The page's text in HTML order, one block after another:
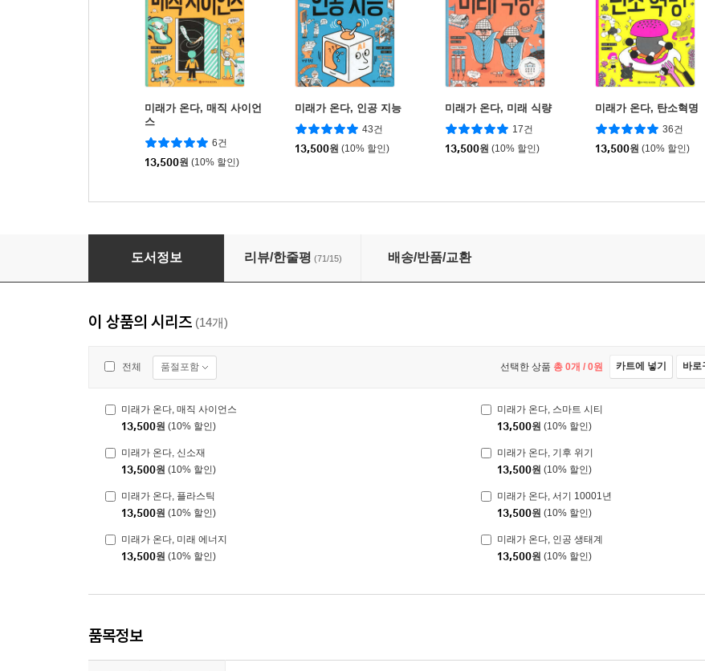
미래가 온다, 매직 사이언
스
6건
13,500원 (10% 할인)
미래가 온다, 인공 지능
43건
13,500원 (10% 할인)
미래가 온다, 미래 식량
17건
13,500원 (10% 할인)
미래가 온다, 탄소혁명
36건
13,500원 (10% 할인)
미래가 온다, 나노봇
도서정보 리뷰/한줄평 (71/15) 배송/반품/교환
이 상품의 시리즈 (14개)
전체 품절포함 선택한 상품 총 0개 / 0원 카트에 넣기 바로
미래가 온다, 매직 사이언스
13,500원 (10% 할인)
미래가 온다, 스마트 시티
13,500원 (10% 할인)
미래가 온다, 신소재
13,500원 (10% 할인)
미래가 온다, 기후 위기
13,500원 (10% 할인)
미래가 온다, 플라스틱
13,500원 (10% 할인)
미래가 온다, 서기 10001년
13,500원 (10% 할인)
미래가 온다, 미래 에너지
13,500원 (10% 할인)
미래가 온다, 인공 생태계
13,500원 (10% 할인)
품목정보